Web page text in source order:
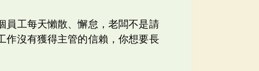
員工每天懶散、懈怠，老闆不是請
作沒有獲得主管的信賴，你想要長